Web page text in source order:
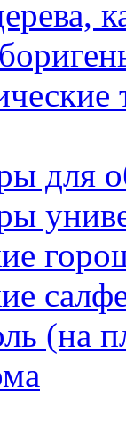
для
(на